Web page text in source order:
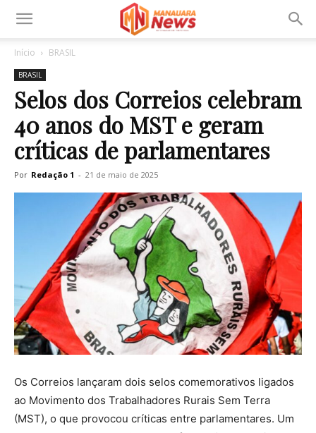
Início BRASIL
BRASIL
Selos dos Correios celebram
40 anos do MST e geram
críticas de parlamentares
Por Redação 1 - 21 de maio de 2025
Os Correios lançaram dois selos comemorativos ligados
ao Movimento dos Trabalhadores Rurais Sem Terra
(MST), o que provocou críticas entre parlamentares. Um